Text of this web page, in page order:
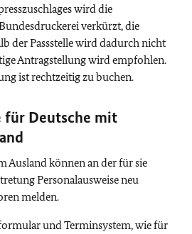
wird die
verkürzt, die
der Passstelle wird dadurch nicht
Antragstellung wird empfohlen.
ist rechtzeitig zu buchen.
für Deutsche mit
Ausland können an der für sie
Personalausweise neu
melden.
und Terminsystem, wie für